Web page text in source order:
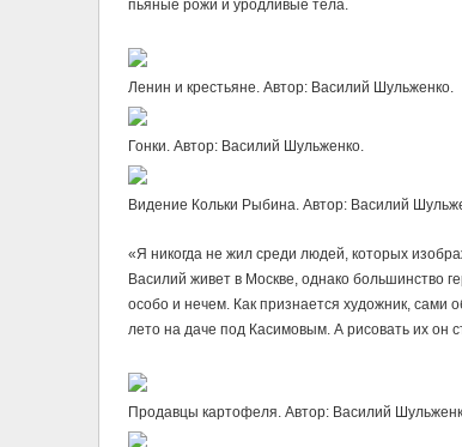
пьяные рожи и уродливые тела.
Ленин и крестьяне. Автор: Василий Шульженко.
Гонки. Автор: Василий Шульженко.
Видение Кольки Рыбина. Автор: Василий
«Я никогда не жил среди людей, которых
Василий живет в Москве, однако большинство
особо и нечем. Как признается художник, сами
лето на даче под Касимовым. А рисовать их он
Продавцы картофеля. Автор: Василий